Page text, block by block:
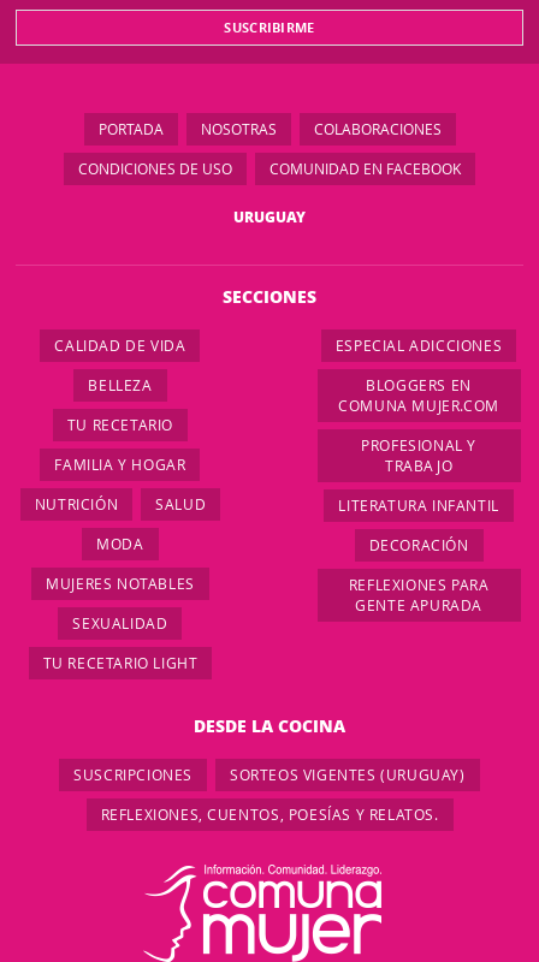
PORTADA NOSOTRAS COLABORACIONES
CONDICIONES DE USO COMUNIDAD EN FACEBOOK
URUGUAY
SECCIONES
CALIDAD DE VIDA
BELLEZA
TU RECETARIO
FAMILIA Y HOGAR
NUTRICIÓN SALUD
MODA
MUJERES NOTABLES
SEXUALIDAD
TU RECETARIO LIGHT
ESPECIAL ADICCIONES
BLOGGERS EN
COMUNA MUJER.COM
PROFESIONAL Y
TRABAJO
LITERATURA INFANTIL
DECORACIÓN
REFLEXIONES PARA
GENTE APURADA
DESDE LA COCINA
SUSCRIPCIONES SORTEOS VIGENTES (URUGUAY)
REFLEXIONES, CUENTOS, POESÍAS Y RELATOS.